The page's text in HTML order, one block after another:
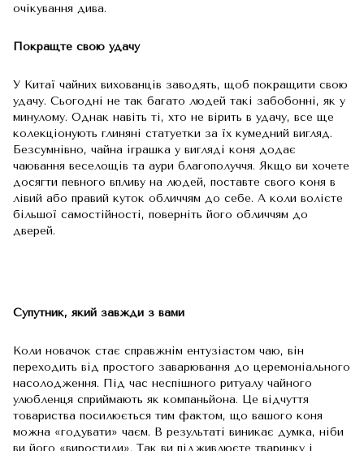
очікування дива.
Покращте свою удачу
У Китаї чайних вихованців заводять, щоб покращити свою
удачу. Сьогодні не так багато людей такі забобонні, як у
минулому. Однак навіть ті, хто не вірить в удачу, все ще
колекціонують глиняні статуетки за їх кумедний вигляд.
Безсумнівно, чайна іграшка у вигляді коня додає
чаювання веселощів та аури благополуччя. Якщо ви хочете
досягти певного впливу на людей, поставте свого коня в
лівий або правий куток обличчям до себе. А коли волієте
більшої самостійності, поверніть його обличчям до
дверей.
Супутник, який завжди з вами
Коли новачок стає справжнім ентузіастом чаю, він
переходить від простого заварювання до церемоніального
насолодження. Під час неспішного ритуалу чайного
улюбленця сприймають як компаньйона. Це відчуття
товариства посилюється тим фактом, що вашого коня
можна «годувати» чаєм. В результаті виникає думка, ніби
ви його «виростили». Так ви підживлюєте тваринку і